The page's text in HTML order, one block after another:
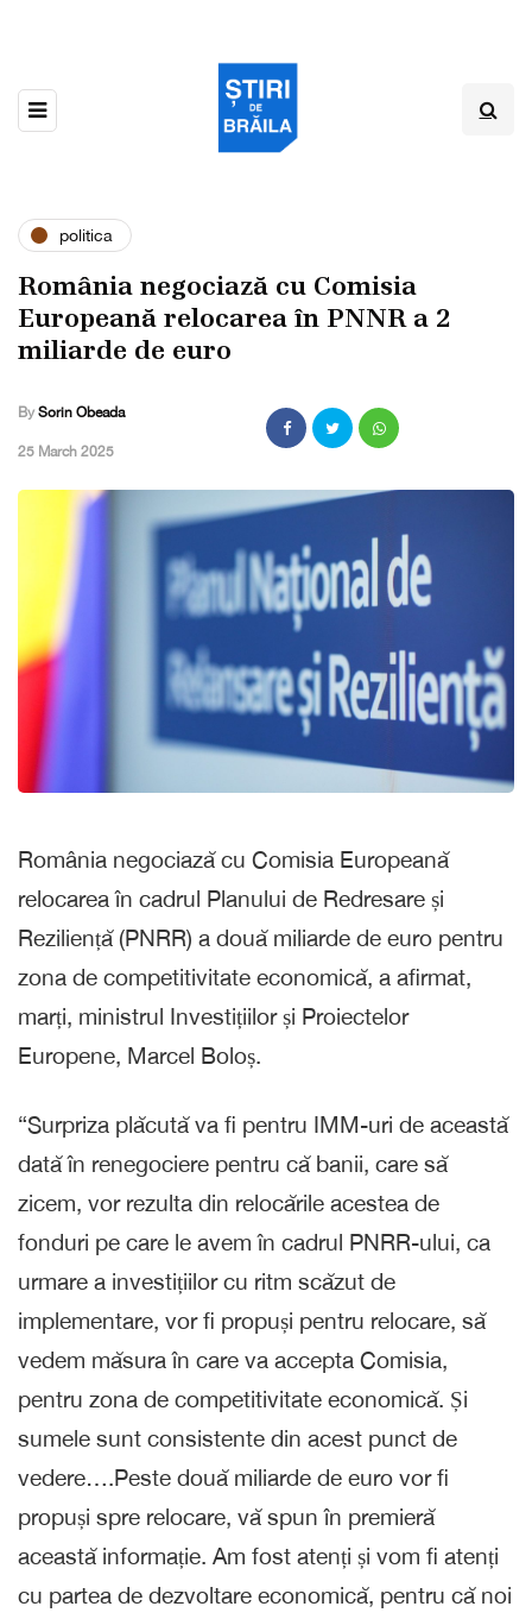
politica
România negociază cu Comisia
Europeană relocarea în PNNR a 2
miliarde de euro
By Sorin Obeada
,25 March 2025
România negociază cu Comisia Europeană
relocarea în cadrul Planului de Redresare și
Reziliență (PNRR) a două miliarde de euro pentru
zona de competitivitate economică, a afirmat,
marți, ministrul Investițiilor și Proiectelor
Europene, Marcel Boloș.
“Surpriza plăcută va fi pentru IMM-uri de această
dată în renegociere pentru că banii, care să
zicem, vor rezulta din relocările acestea de
fonduri pe care le avem în cadrul PNRR-ului, ca
urmare a investițiilor cu ritm scăzut de
implementare, vor fi propuși pentru relocare, să
vedem măsura în care va accepta Comisia,
pentru zona de competitivitate economică. Și
sumele sunt consistente din acest punct de
vedere….Peste două miliarde de euro vor fi
propuși spre relocare, vă spun în premieră
această informație. Am fost atenți și vom fi atenți
cu partea de dezvoltare economică, pentru că noi